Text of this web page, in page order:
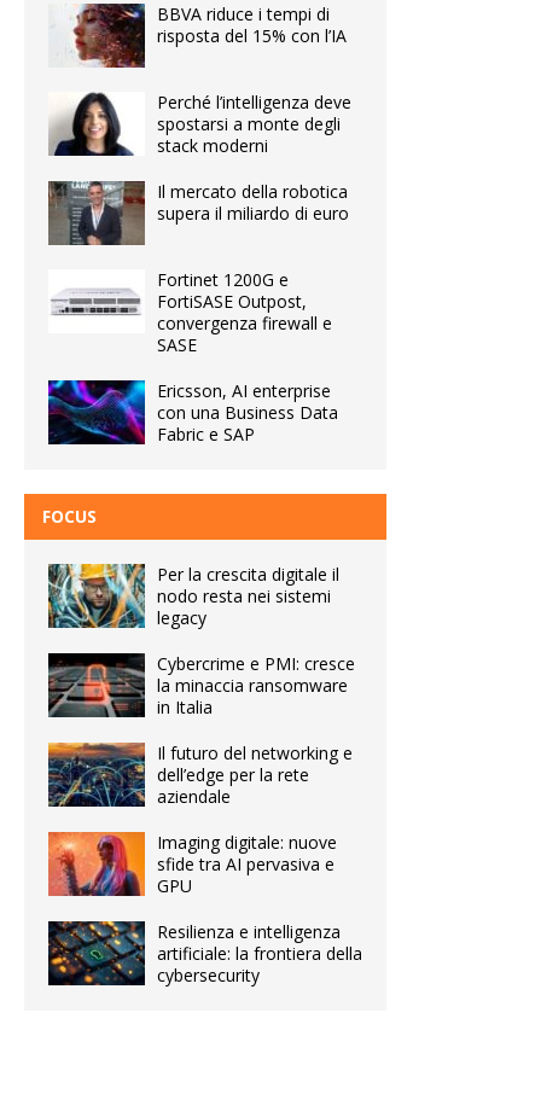
BBVA riduce i tempi di
risposta del 15% con l’IA
Perché l’intelligenza deve
spostarsi a monte degli
stack moderni
Il mercato della robotica
supera il miliardo di euro
Fortinet 1200G e
FortiSASE Outpost,
convergenza firewall e
SASE
Ericsson, AI enterprise
con una Business Data
Fabric e SAP
FOCUS
Per la crescita digitale il
nodo resta nei sistemi
legacy
Cybercrime e PMI: cresce
la minaccia ransomware
in Italia
Il futuro del networking e
dell’edge per la rete
aziendale
Imaging digitale: nuove
sfide tra AI pervasiva e
GPU
Resilienza e intelligenza
artificiale: la frontiera della
cybersecurity